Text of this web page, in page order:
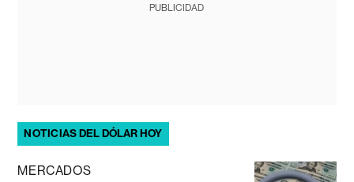
PUBLICIDAD
NOTICIAS DEL DÓLAR HOY
MERCADOS